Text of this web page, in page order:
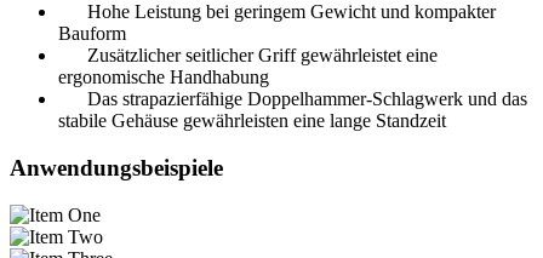
Hohe Leistung bei geringem Gewicht und kompakter
Bauform
Zusätzlicher seitlicher Griff gewährleistet eine
ergonomische Handhabung
Das strapazierfähige Doppelhammer-Schlagwerk und das
stabile Gehäuse gewährleisten eine lange Standzeit
Anwendungsbeispiele